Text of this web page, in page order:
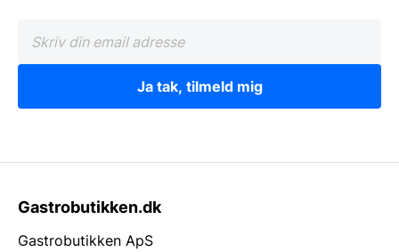
Ja tak, tilmeld mig
Gastrobutikken.dk
Gastrobutikken ApS